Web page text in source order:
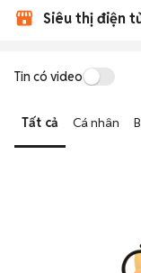
Siêu thị điện
Tin có video
Tất cả Cá nhân